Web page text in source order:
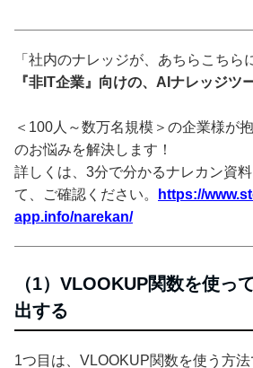
「社内のナレッジが、あちらこちら
『非IT企業』向けの、AIナレッジツ
＜100人～数万名規模＞の企業様が
のお悩みを解決します！
詳しくは、3分で分かるナレカン資
て、ご確認ください。
https://
app.info/narekan/
（1）VLOOKUP関数を使っ
出する
1つ目は、VLOOKUP関数を使う方法